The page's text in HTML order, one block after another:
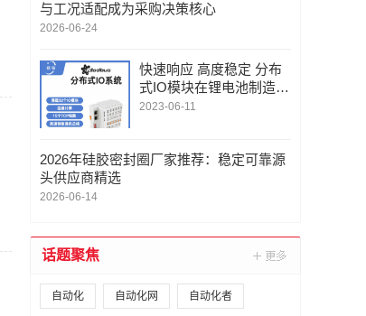
与工况适配成为采购决策核心
2026-06-24
快速响应 高度稳定 分布
式IO模块在锂电池制造的
优势揭秘 | 支持Modbu
rnet/IP、BACnet/IP等多
2023-06-11
2026年硅胶密封圈厂家推荐：稳定可靠源
头供应商精选
2026-06-14
话题聚焦
自动化 自动化网 自动化者